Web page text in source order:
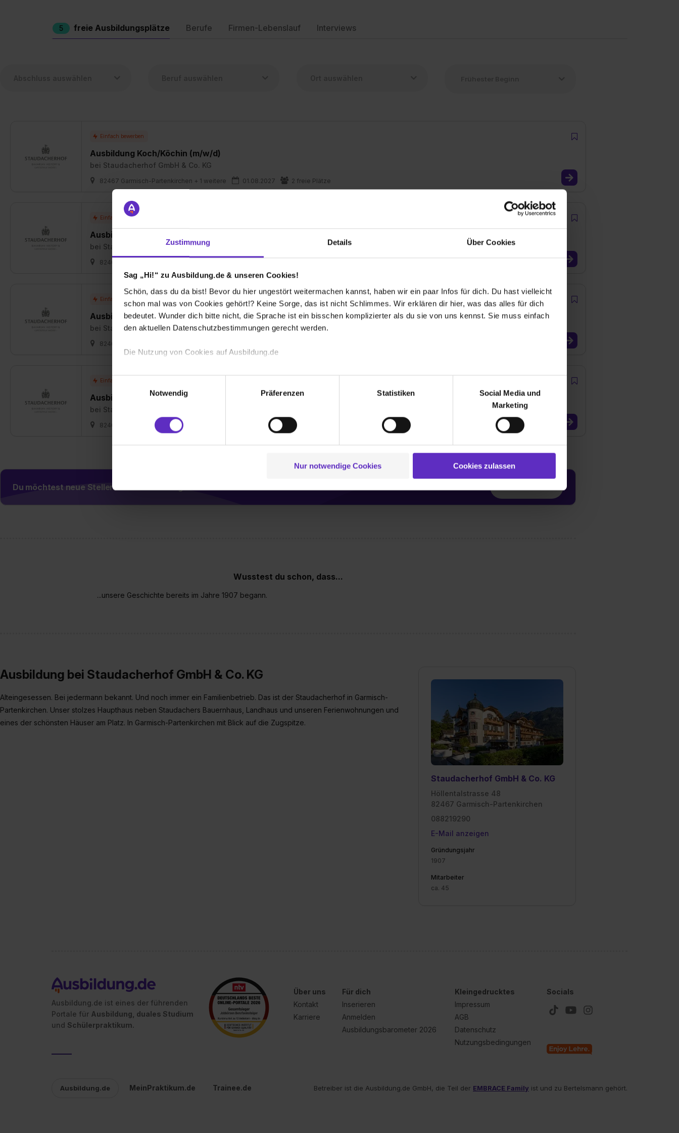
Zustimmung Details Über Cookies
Sag „Hi!“ zu Ausbildung.de & unseren Cookies!
Schön, dass du da bist! Bevor du hier ungestört weitermachen kannst, haben wir ein paar Infos für dich. Du hast vielleicht
schon mal was von Cookies gehört!? Keine Sorge, das ist nicht Schlimmes. Wir erklären dir hier, was das alles für dich
bedeutet. Wunder dich bitte nicht, die Sprache ist ein bisschen komplizierter als du sie von uns kennst. Sie muss einfach
den aktuellen Datenschutzbestimmungen gerecht werden.
Die Nutzung von Cookies auf Ausbildung.de
Wir verwenden Cookies zur technischen Funktion unserer Webseite („Notwendig“), um von dir bei Benutzung der
Webseite getroffenen Einstellungen zu speichern ( „Präferenzen“), die Zugriffe auf unsere Webseite zu analysieren
(„Statistiken“), um Informationen zu deiner Verwendung unserer Website an unsere Partner für soziale Medien, Werbung
und Analysen weiterzugeben und um Inhalte und Anzeigen zu personalisieren („Social Media und Marketing“). Unsere
Partner führen diese Informationen möglicherweise mit weiteren Daten zusammen, die du ihnen bereitgestellt hast oder die
zu. . In diesem Fall sowie bei der separaten Aktivierung von „Social Media und Marketing“ bist du auch damit
einverstanden, dass dir nach Setzen der Cookies externe Inhalte (z.B. Videos oder Posts) angezeigt und hierfür
Erlaubnis hierfür kannst du auch später noch im Einzelfall bei dem jeweiligen Inhalt erteilen. Willst du nur bestimmte
„Details zeigen“. Weitere Informationen: Datenschutzerklärung
Einwilligungsauswahl
Notwendig
Präferenzen Statistiken
Social Media und
Marketing
Nur notwendige Cookies Cookies zulassen
5 freie Ausbildungsplätze Berufe Firmen-Lebenslauf Interviews
Ausbildung Koch/Köchin (m/w/d)
bei Staudacherhof GmbH & Co. KG
82467 Garmisch-Partenkirchen + 1 weitere 01.08.2027 2 freie Plätze
Ausbildung Hotelfachmann/-frau (m/w/d)
bei Staudacherhof GmbH & Co. KG
82467 Garmisch-Partenkirchen
Ausbildung Fachfrau/-mann für Restaurants und Veranstaltungsgastronomie (m/w/d)
bei Staudacherhof GmbH & Co. KG
82467 Garmisch-Partenkirchen
Ausbildung Fachkraft für Gastronomie (m/w/d)
bei Staudacherhof GmbH & Co. KG
82467 Garmisch-Partenkirchen 1 freier Platz
Du möchtest neue Stellen automatisch zugeschickt bekommen?
Wusstest du schon, dass...
...unsere Geschichte bereits im Jahre 1907 begann.
Staudacherhof GmbH & Co. KG
Höllentalstrasse 48
82467 Garmisch-Partenkirchen
088219290
E-Mail anzeigen
Gründungsjahr
1907
Mitarbeiter
ca. 45
Ausbildung bei Staudacherhof GmbH & Co. KG
Alteingesessen. Bei jedermann bekannt. Und noch immer ein Familienbetrieb. Das ist der Staudacherhof in Garmisch-
Partenkirchen. Unser stolzes Haupthaus neben Staudachers Bauernhaus, Landhaus und unseren Ferienwohnungen und
eines der schönsten Häuser am Platz. In Garmisch-Partenkirchen mit Blick auf die Zugspitze.
Ausbildung.de ist eines der führenden
Portale für Ausbildung, duales Studium
und Schülerpraktikum.
Über uns
Kontakt
Karriere
Für dich
Inserieren
Anmelden
Ausbildungsbarometer 2026
Kleingedrucktes
Impressum
AGB
Datenschutz
Nutzungsbedingungen
Socials
Ausbildung.de MeinPraktikum.de Trainee.de Betreiber ist die Ausbildung.de GmbH, die Teil der EMBRACE Family ist und zu Bertelsmann gehört.